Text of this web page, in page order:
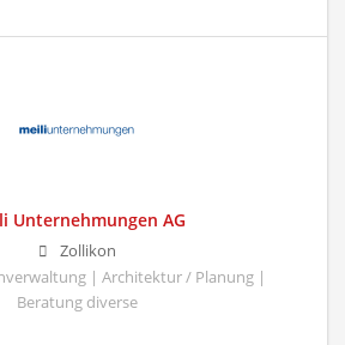
Unternehmungen AG
Zollikon
| Architektur / Planung |
Beratung diverse